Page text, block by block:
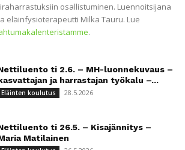
osallistuminen. Luennoitsijana
eläinfysioterapeutti Milka Tauru. Lue
.
ti 2.6. – MH-luonnekuvaus –
ja harrastajan työkalu –...
Eläinten koulutus 28.5.2026
ti 26.5. – Kisajännitys –
Matilainen